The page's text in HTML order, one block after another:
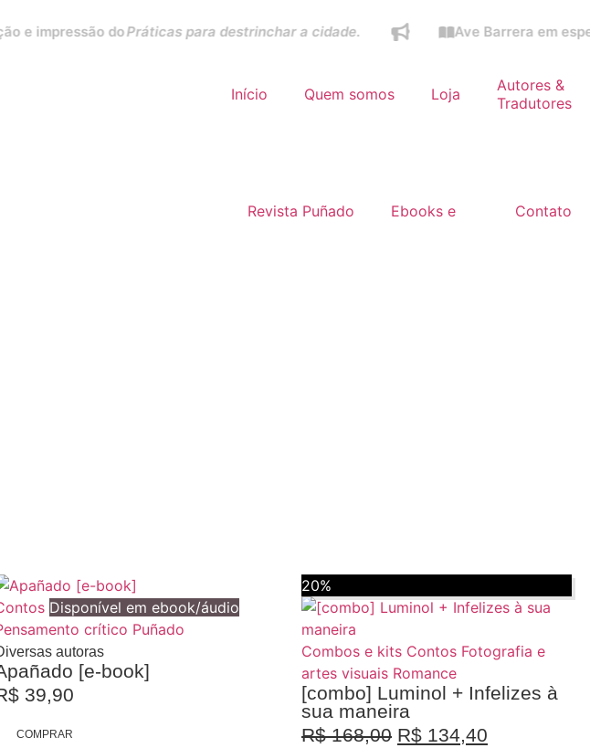
doPráticas para destrinchar a cidade. Ave Barrera em especial
Início Quem somos Loja
Autores &
Tradutores
Revista Puñado Ebooks e Contato
Disponível em ebook/áudio
crítico Puñado
autoras
[e-book]
39,90
COMPRAR
20%
Combos e kits Contos Fotografia e
artes visuais Romance
[combo] Luminol + Infelizes à
sua maneira
R$168,00 R$ 134,40